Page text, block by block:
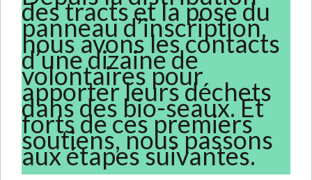
des tracts et la pose du
panneau d’inscription,
nous avons les contacts
d’une dizaine de
volontaires pour
apporter leurs déchets
dans des bio-seaux. Et
forts de ces premiers
soutiens, nous passons
aux étapes suivantes.